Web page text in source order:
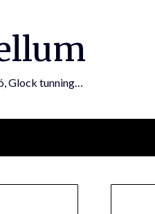
Glock tunning…